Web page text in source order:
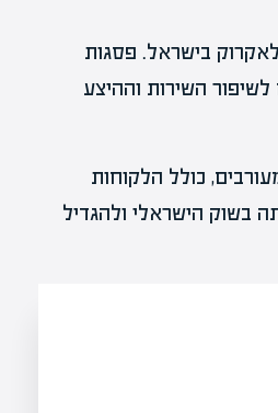
בישראל. פסגות
לשיפור השירות וההיצע
כולל הלקוחות
בשוק הישראלי ולהגדיל